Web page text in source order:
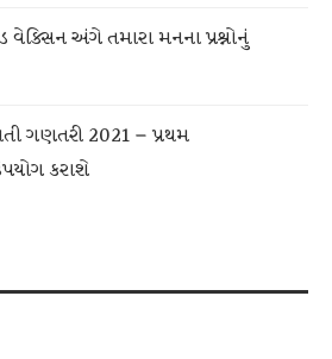
વેક્સિન અંગે તમારા મનના પ્રશ્નોનું
ગણતરી 2021 – પ્રથમ
કરાશે